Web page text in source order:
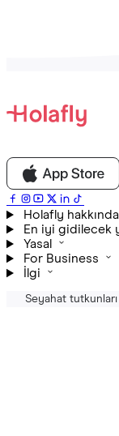
Holafly hakkında
En iyi gidilecek
Yasal
For Business
İlgi
Seyahat tutkunları